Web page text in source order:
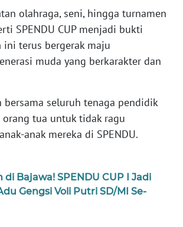
olahraga, seni, hingga turnamen
SPENDU CUP menjadi bukti
ini terus bergerak maju
muda yang berkarakter dan
bersama seluruh tenaga pendidik
orang tua untuk tidak ragu
anak mereka di SPENDU.
di Bajawa! SPENDU CUP I Jadi
Gengsi Voli Putri SD/MI Se-